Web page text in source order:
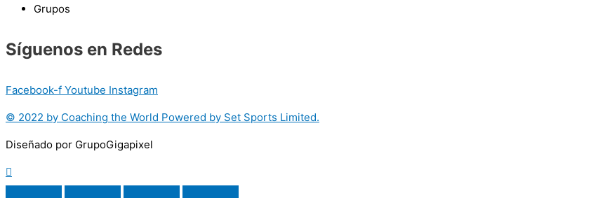
Grupos
Síguenos en Redes
Facebook-f Youtube Instagram
© 2022 by Coaching the World Powered by Set Sports Limited.
Diseñado por GrupoGigapixel